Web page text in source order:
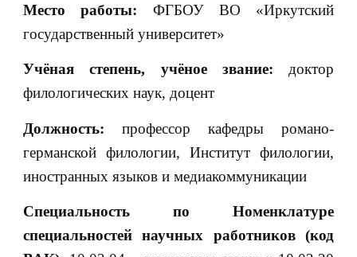
Место работы: ФГБОУ ВО «Иркутский
государственный университет»
Учёная степень, учёное звание: доктор
филологических наук, доцент
Должность: профессор кафедры романо-
германской филологии, Институт филологии,
иностранных языков и медиакоммуникации
Специальность по Номенклатуре
специальностей научных работников (код